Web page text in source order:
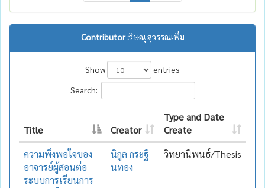
Contributor :วิษณุ สุวรรณเพิ่ม
Show
entries
Search:
Title Creator
Type and Date
Create
ความพึงพอใจของ
อาจารย์ผู้สอนต่อ
ระบบการเรียนการ
นิกูล กระฐิ
นทอง
วิทยานิพนธ์/Thesis